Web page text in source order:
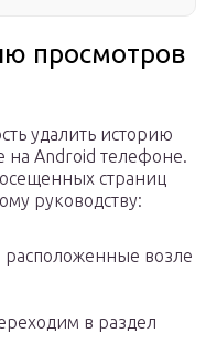
просмотров
удалить историю
на Android телефоне.
страниц
руководству:
расположенные возле
в раздел